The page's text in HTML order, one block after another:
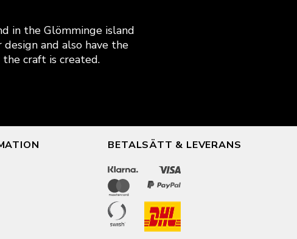
in the Glömminge island
and also have the
craft is created.
BETALSÄTT & LEVERANS